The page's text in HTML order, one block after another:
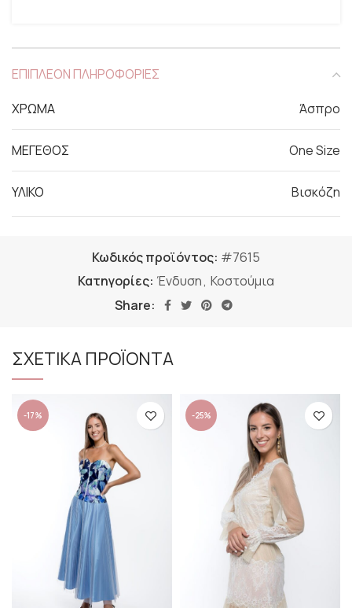
ΕΠΙΠΛΕΟΝ ΠΛΗΡΟΦΟΡΙΕΣ
ΧΡΩΜΑ
Άσπρο
ΜΕΓΕΘΟΣ One Size
ΥΛΙΚΟ Βισκόζη
Κωδικός προϊόντος: #7615
Κατηγορίες: Ένδυση, Κοστούμια
Share:
ΣΧΕΤΙΚΑ ΠΡΟΪΟΝΤΑ
-17% -25%